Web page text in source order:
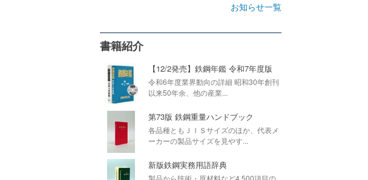
お知らせ一覧
書籍紹介
【12/2発売】鉄鋼年鑑 令和7年度版
令和6年度業界動向の詳細 昭和30年創刊
以来50年余、他の産業...
第73版 鉄鋼重量ハンドブック
各品種ともＪＩＳサイズのほか、代表メ
ーカーの製品サイズを見やす...
新版鉄鋼実務用語辞典
製品から技術・原材料など4,500項目の